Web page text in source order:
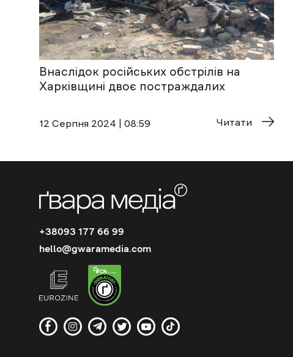
Внаслідок російських обстрілів на
Харківщині двоє постраждалих
12 Cерпня 2024 | 08:59 Читати
+38093 177 66 99
hello@gwaramedia.com